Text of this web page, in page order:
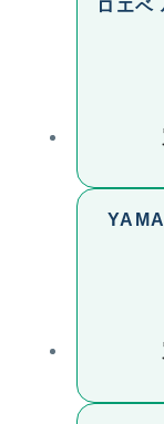
ロエベ